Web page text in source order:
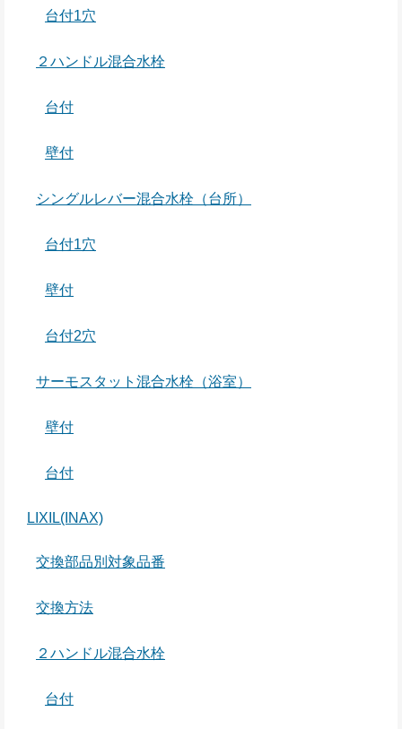
台付1穴
２ハンドル混合水栓
台付
壁付
シングルレバー混合水栓（台所）
台付1穴
壁付
台付2穴
サーモスタット混合水栓（浴室）
壁付
台付
LIXIL(INAX)
交換部品別対象品番
交換方法
２ハンドル混合水栓
台付